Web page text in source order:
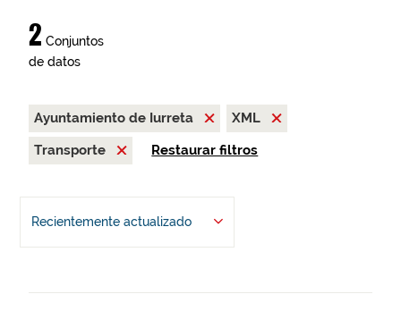
2 Conjuntos
de datos
Ayuntamiento de Iurreta
XML
Transporte
Restaurar filtros
Recientemente actualizado